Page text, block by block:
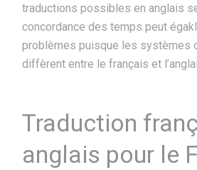
traductions possibles en anglais
concordance des temps peut
problèmes puisque les systèmes
diffèrent entre le français et
Traduction
anglais pour le